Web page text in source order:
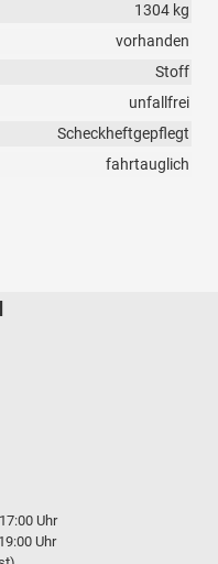
1304 kg
vorhanden
Stoff
unfallfrei
Scheckheftgepflegt
fahrtauglich
Uhr
Uhr